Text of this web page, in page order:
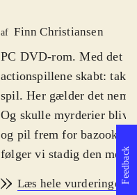
af Finn Christiansen
PC DVD-rom. Med det
actionspillene skabt:
spil. Her gælder det
Og skulle myrderier
og pil frem for
følger vi stadig den
magisk ædelsten.
Læs hele vurderingenFeedback